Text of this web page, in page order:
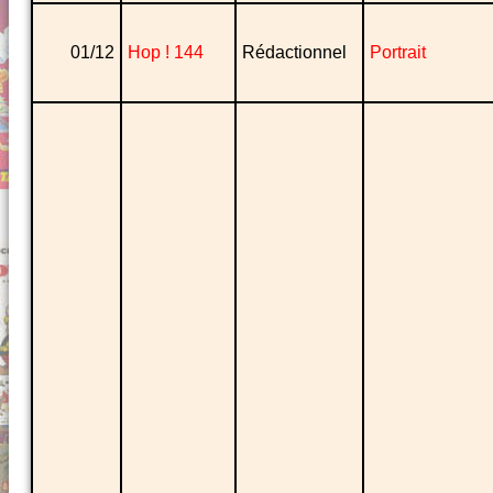
01/12 Hop ! 144 Rédactionnel Portrait